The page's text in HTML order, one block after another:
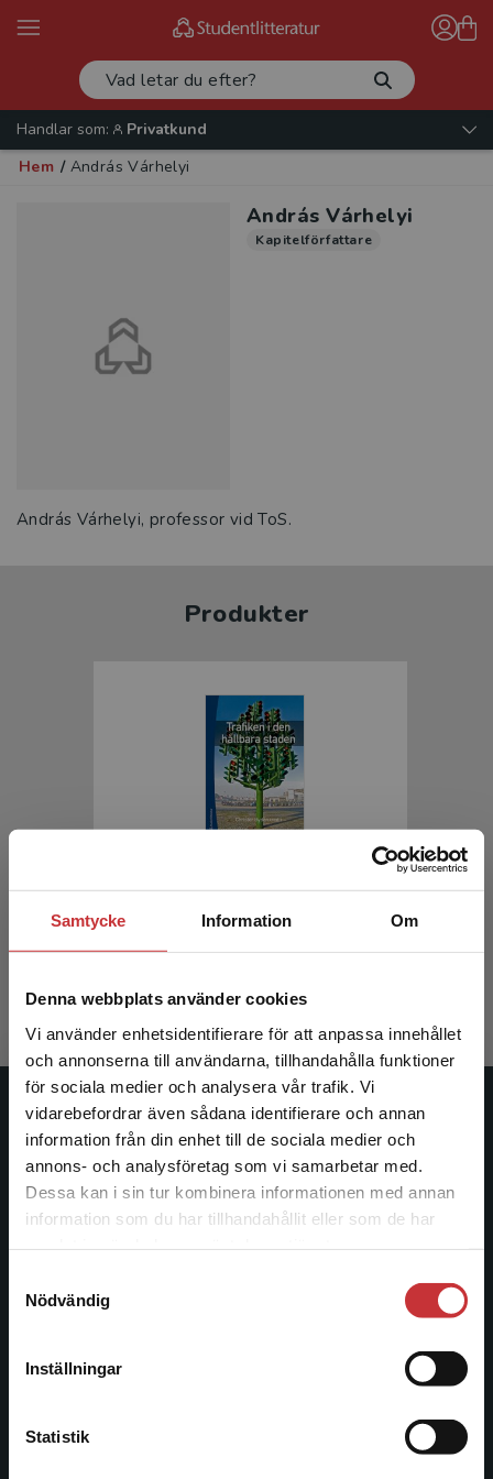
Samtycke Information Om
Denna webbplats använder cookies
Vi använder enhetsidentifierare för att anpassa innehållet
och annonserna till användarna, tillhandahålla funktioner
för sociala medier och analysera vår trafik. Vi
vidarebefordrar även sådana identifierare och annan
information från din enhet till de sociala medier och
annons- och analysföretag som vi samarbetar med.
Dessa kan i sin tur kombinera informationen med annan
information som du har tillhandahållit eller som de har
Nödvändig
Inställningar
Statistik
Begränsad fraktregion
Det verkar som att du besöker
studentlitteratur.se via en enhet utanför Sverige.
Vi erbjuder inte leveranser utanför Sverige. För
att kunna slutföra ett köp måste
Handlar som:
Privatkund
Hem / András Várhelyi
András Várhelyi
Kapitelförfattare
András Várhelyi, professor vid ToS.
Produkter
Exkl. moms: 428 kr
Studentlitteratur
Studentlitteratur grundades 1963 och är idag Sveriges
ledande utbildningsförlag. Med läromedel, kurslitteratur,
facklitteratur, utbildningar och digitala
informationstjänster i utbudet, finns Studentlitteratur med
046-31 20 00